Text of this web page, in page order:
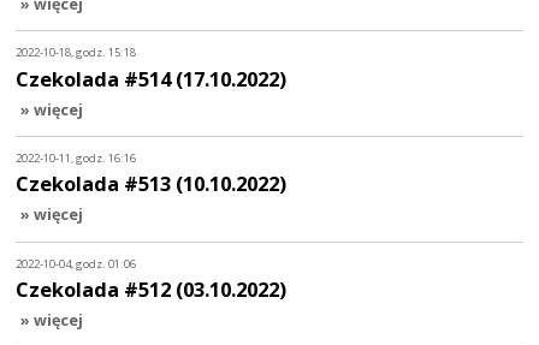
2022-10-18, godz. 15:18
Czekolada #514 (17.10.2022)
» więcej
2022-10-11, godz. 16:16
Czekolada #513 (10.10.2022)
» więcej
2022-10-04, godz. 01:06
Czekolada #512 (03.10.2022)
» więcej